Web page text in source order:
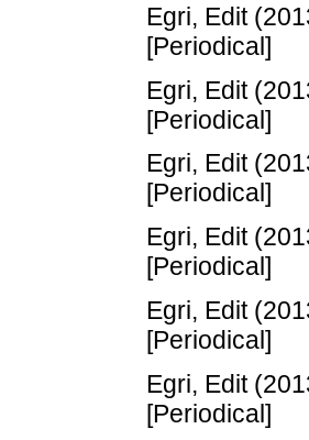
Egri, Edit
[Periodical]
Egri, Edit
[Periodical]
Egri, Edit
[Periodical]
Egri, Edit
[Periodical]
Egri, Edit
[Periodical]
Egri, Edit
[Periodical]